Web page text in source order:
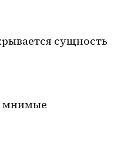
сущность
мнимые